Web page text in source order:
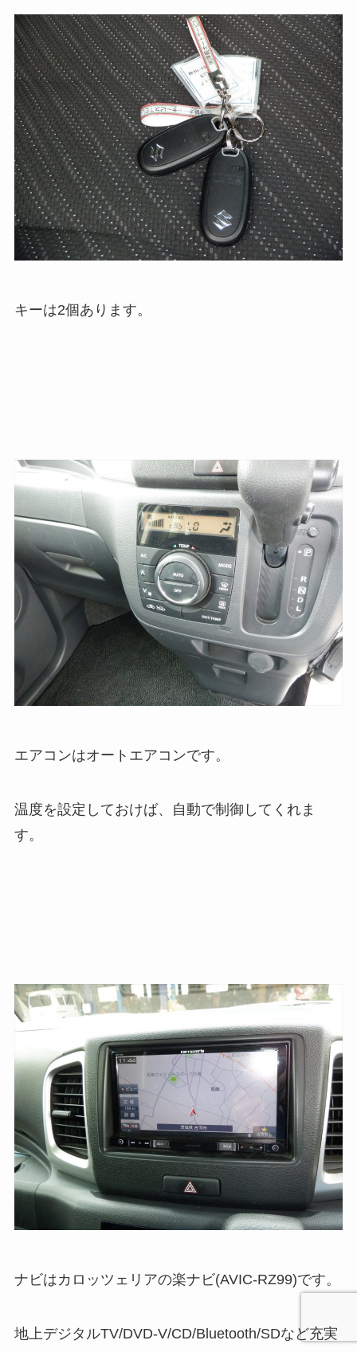
キーは2個あります。
エアコンはオートエアコンです。
温度を設定しておけば、自動で制御してくれま
す。
ナビはカロッツェリアの楽ナビ(AVIC-RZ99)です。
地上デジタルTV/DVD-V/CD/Bluetooth/SDなど充実